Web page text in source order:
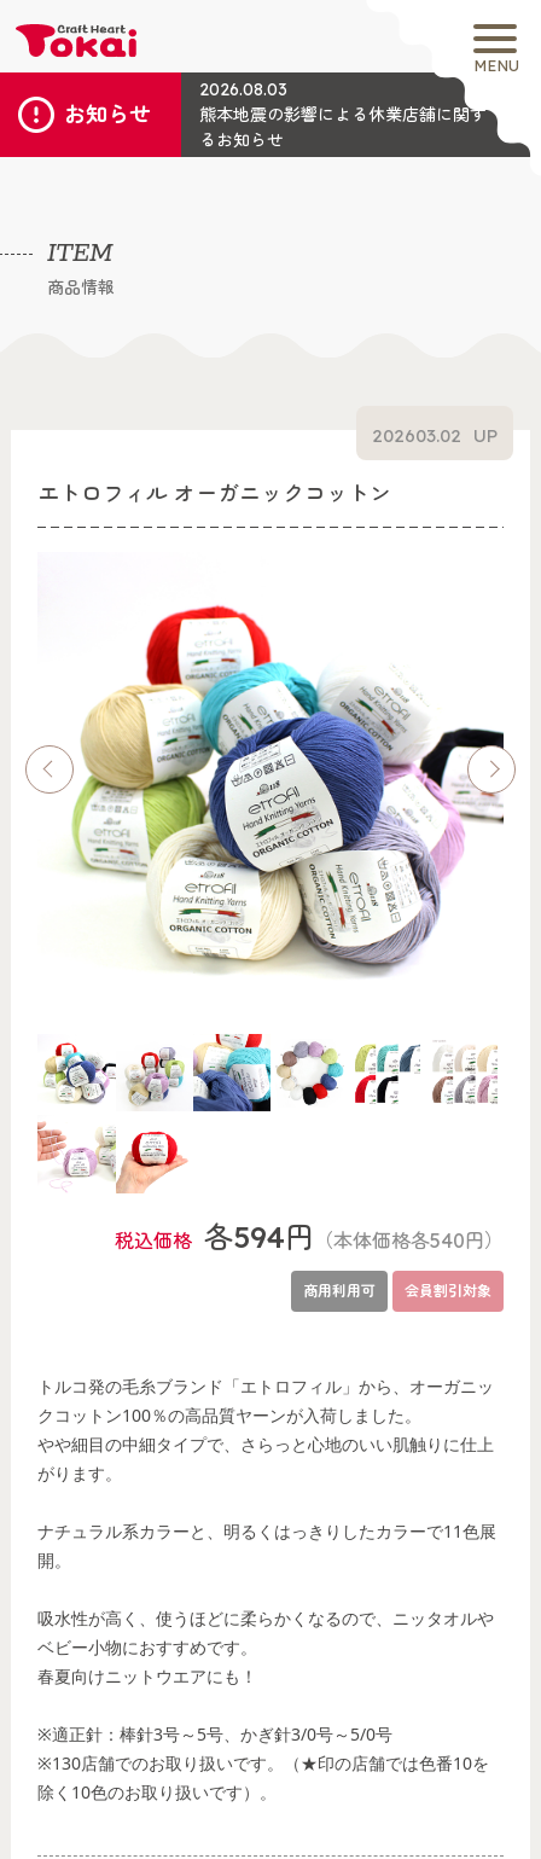
MENU
お知らせ
2026.08.03
熊本地震の影響による休業店舗に関す
るお知らせ
ITEM
商品情報
エトロフィル オーガニックコットン
202603.02 UP
税込価格 各594円 （本体価格各540円）
商用利用可 会員割引対象
トルコ発の毛糸ブランド「エトロフィル」から、オーガニッ
クコットン100％の高品質ヤーンが入荷しました。
やや細目の中細タイプで、さらっと心地のいい肌触りに仕上
がります。
ナチュラル系カラーと、明るくはっきりしたカラーで11色展
開。
吸水性が高く、使うほどに柔らかくなるので、ニッタオルや
ベビー小物におすすめです。
春夏向けニットウエアにも！
※適正針：棒針3号～5号、かぎ針3/0号～5/0号
※130店舗でのお取り扱いです。（★印の店舗では色番10を
除く10色のお取り扱いです）。